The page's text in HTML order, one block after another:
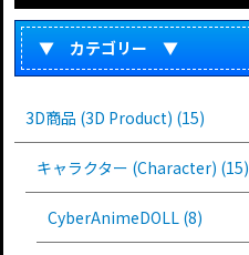
▼ カテゴリー ▼
3D商品 (3D Product) (15)
キャラクター (Character) (15)
CyberAnimeDOLL (8)